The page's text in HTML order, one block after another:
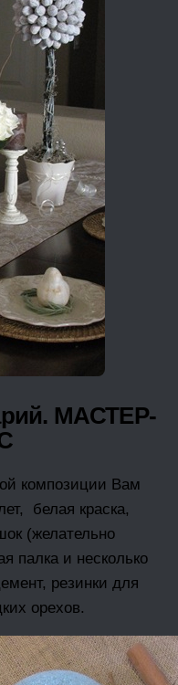
МАСТЕР-
композиции Вам
белая краска,
(желательно
палка и несколько
резинки для
орехов.